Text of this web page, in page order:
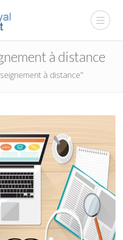
à distance
à distance"